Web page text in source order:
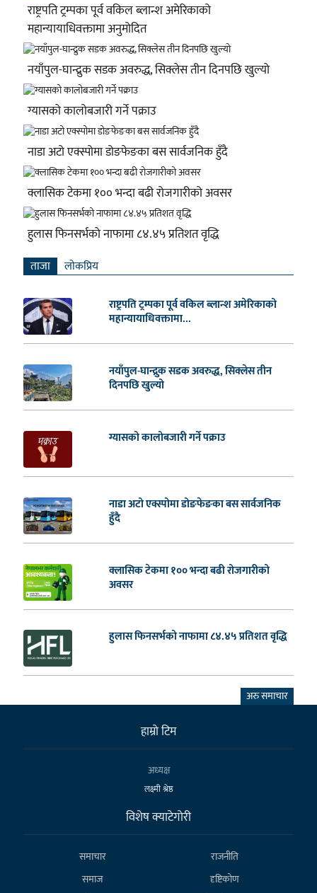
राष्ट्रपति ट्रम्पका पूर्व वकिल ब्लान्श अमेरिकाको
महान्यायाधिवक्तामा अनुमोदित
नयाँपुल-घान्द्रुक सडक अवरुद्ध, सिक्लेस तीन दिनपछि खुल्यो
ग्यासको कालोबजारी गर्ने पक्राउ
नाडा अटो एक्स्पोमा डोङफेङका बस सार्वजनिक हुँदै
क्लासिक टेकमा १०० भन्दा बढी रोजगारीको अवसर
हुलास फिनसर्भको नाफामा ८४.४५ प्रतिशत वृद्धि
ताजा लाेकप्रिय
राष्ट्रपति ट्रम्पका पूर्व वकिल ब्लान्श अमेरिकाको
महान्यायाधिवक्तामा...
नयाँपुल-घान्द्रुक सडक अवरुद्ध, सिक्लेस तीन
दिनपछि खुल्यो
ग्यासको कालोबजारी गर्ने पक्राउ
नाडा अटो एक्स्पोमा डोङफेङका बस सार्वजनिक
हुँदै
क्लासिक टेकमा १०० भन्दा बढी रोजगारीको
अवसर
हुलास फिनसर्भको नाफामा ८४.४५ प्रतिशत वृद्धि
अरु समाचार
हाम्राे टिम
अध्यक्ष
लक्ष्मी श्रेष्ठ
विशेष क्याटेगाेरी
समाचार
राजनीति
समाज
दृष्टिकोण